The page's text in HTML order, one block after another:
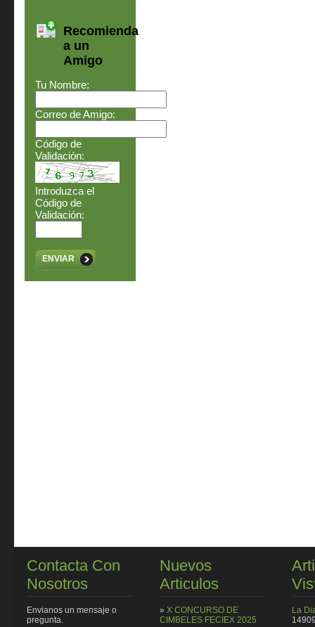
Recomienda
a un
Amigo
Tu Nombre:
Correo de Amigo:
Código de
Validación:
Introduzca el
Código de
Validación:
ENVIAR
Contacta Con
Nosotros
Envianos un mensaje o
pregunta.
Nuevos
Articulos
» X CONCURSO DE
CIMBELES FECIEX 2025
La